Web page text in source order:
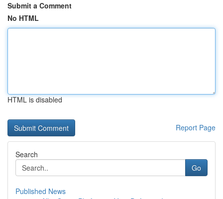
Submit a Comment
No HTML
HTML is disabled
Report Page
Search
Go
Published News